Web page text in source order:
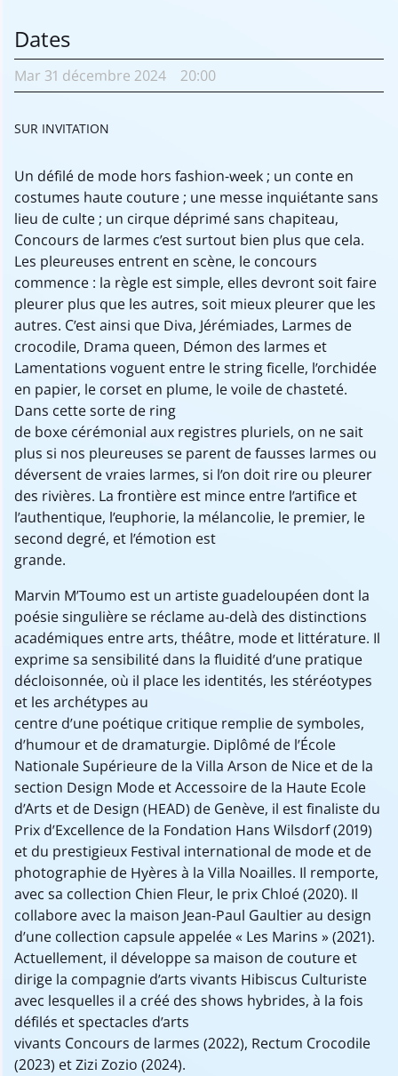
Dates
Mar 31 décembre 2024 20:00
SUR INVITATION
Un défilé de mode hors fashion-week ; un conte en
costumes haute couture ; une messe inquiétante sans
lieu de culte ; un cirque déprimé sans chapiteau,
Concours de larmes c’est surtout bien plus que cela.
Les pleureuses entrent en scène, le concours
commence : la règle est simple, elles devront soit faire
pleurer plus que les autres, soit mieux pleurer que les
autres. C’est ainsi que Diva, Jérémiades, Larmes de
crocodile, Drama queen, Démon des larmes et
Lamentations voguent entre le string ficelle, l’orchidée
en papier, le corset en plume, le voile de chasteté.
Dans cette sorte de ring
de boxe cérémonial aux registres pluriels, on ne sait
plus si nos pleureuses se parent de fausses larmes ou
déversent de vraies larmes, si l’on doit rire ou pleurer
des rivières. La frontière est mince entre l’artifice et
l’authentique, l’euphorie, la mélancolie, le premier, le
second degré, et l’émotion est
grande.
Marvin M’Toumo est un artiste guadeloupéen dont la
poésie singulière se réclame au-delà des distinctions
académiques entre arts, théâtre, mode et littérature. Il
exprime sa sensibilité dans la fluidité d’une pratique
décloisonnée, où il place les identités, les stéréotypes
et les archétypes au
centre d’une poétique critique remplie de symboles,
d’humour et de dramaturgie. Diplômé de l’École
Nationale Supérieure de la Villa Arson de Nice et de la
section Design Mode et Accessoire de la Haute Ecole
d’Arts et de Design (HEAD) de Genève, il est finaliste du
Prix d’Excellence de la Fondation Hans Wilsdorf (2019)
et du prestigieux Festival international de mode et de
photographie de Hyères à la Villa Noailles. Il remporte,
avec sa collection Chien Fleur, le prix Chloé (2020). Il
collabore avec la maison Jean-Paul Gaultier au design
d’une collection capsule appelée « Les Marins » (2021).
Actuellement, il développe sa maison de couture et
dirige la compagnie d’arts vivants Hibiscus Culturiste
avec lesquelles il a créé des shows hybrides, à la fois
défilés et spectacles d’arts
vivants Concours de larmes (2022), Rectum Crocodile
(2023) et Zizi Zozio (2024).